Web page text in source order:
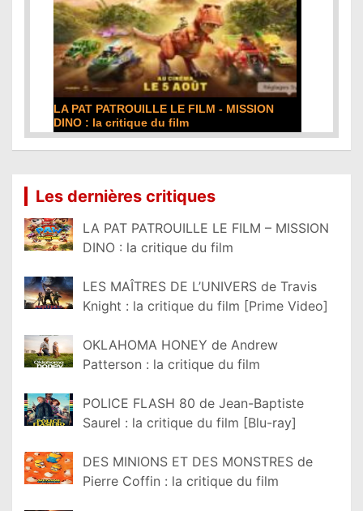
DE LA COMÉDIE-FRANÇAISE : la critique du
film
Les dernières critiques
LA PAT PATROUILLE LE FILM – MISSION
DINO : la critique du film
LES MAÎTRES DE L’UNIVERS de Travis
Knight : la critique du film [Prime Video]
OKLAHOMA HONEY de Andrew
Patterson : la critique du film
POLICE FLASH 80 de Jean-Baptiste
Saurel : la critique du film [Blu-ray]
DES MINIONS ET DES MONSTRES de
Pierre Coffin : la critique du film